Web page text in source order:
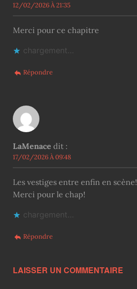
12/02/2026 À 21:35
Merci pour ce chapitre
chargement…
Répondre
LaMenace dit :
17/02/2026 À 09:48
Les vestiges entre enfin en scène!
Merci pour le chap!
chargement…
Répondre
LAISSER UN COMMENTAIRE